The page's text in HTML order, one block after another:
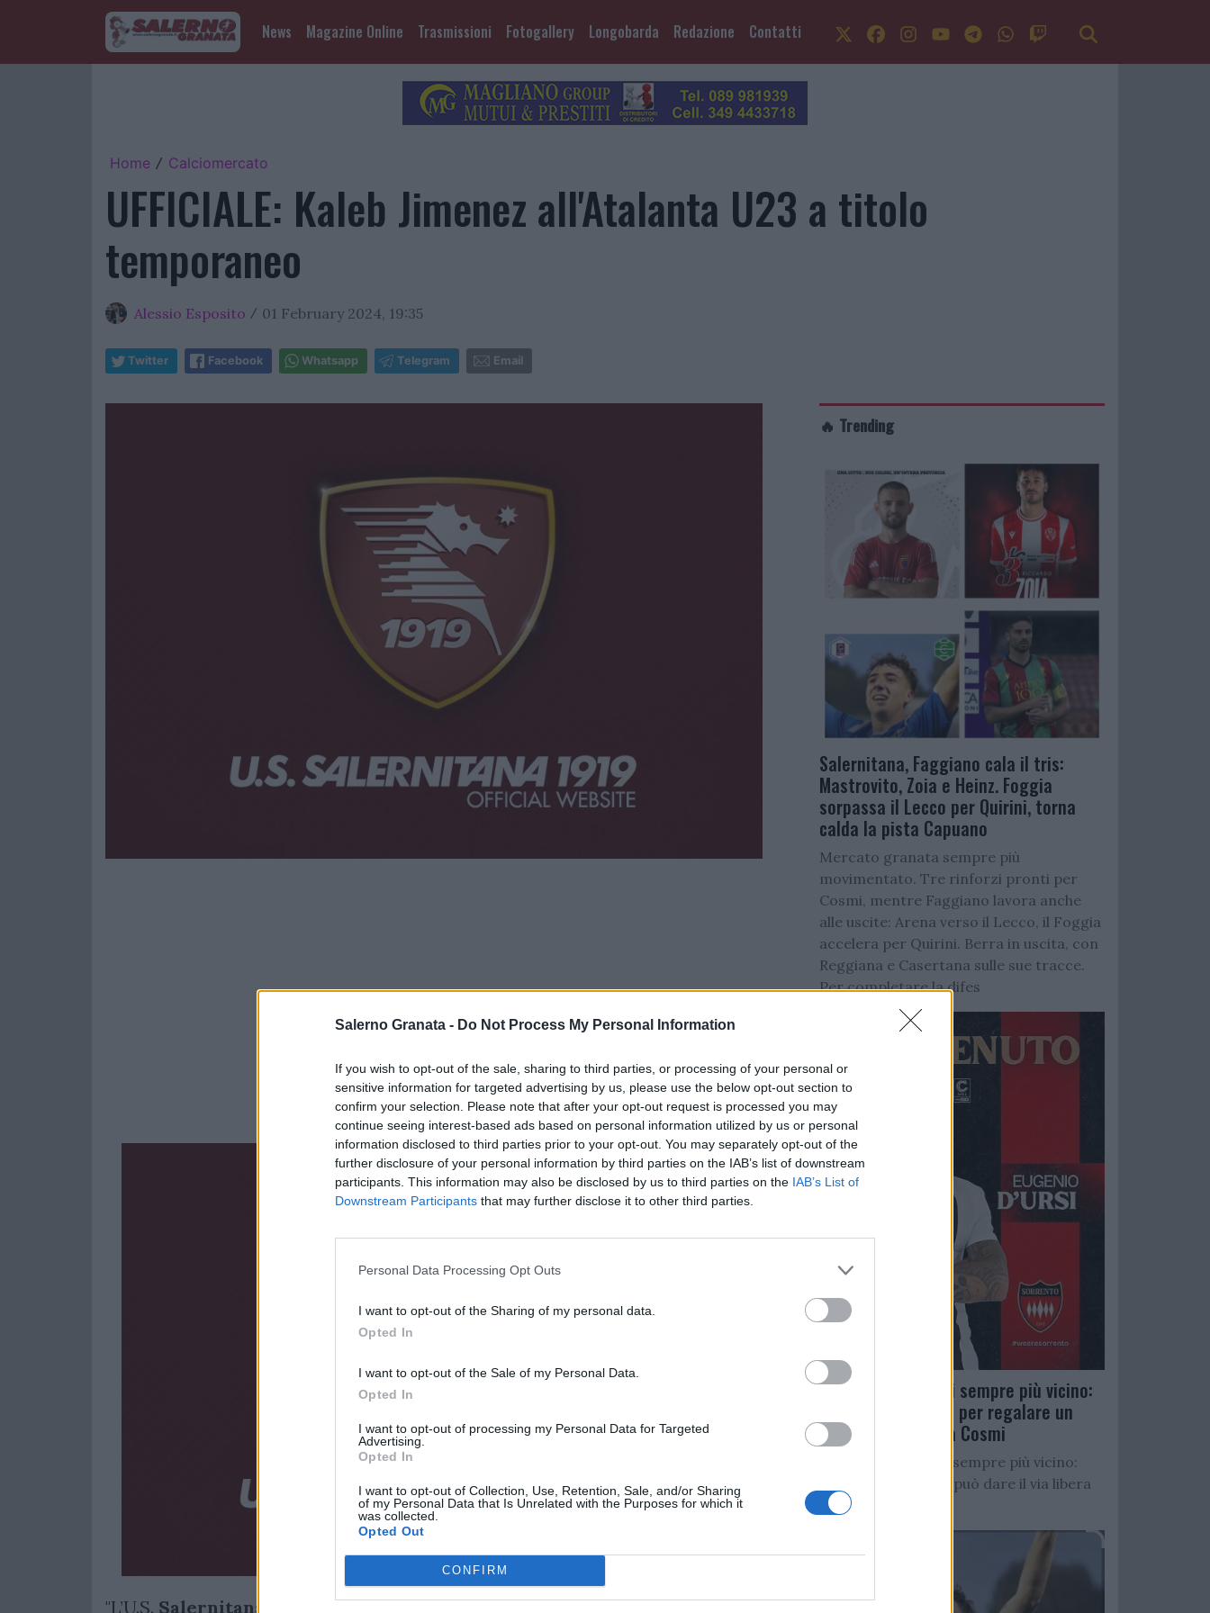
Salerno Granata - Do Not Process My Personal Information
If you wish to opt-out of the sale, sharing to third parties, or processing of your personal or
sensitive information for targeted advertising by us, please use the below opt-out section to
confirm your selection. Please note that after your opt-out request is processed you may
continue seeing interest-based ads based on personal information utilized by us or personal
information disclosed to third parties prior to your opt-out. You may separately opt-out of the
further disclosure of your personal information by third parties on the IAB’s list of downstream
participants. This information may also be disclosed by us to third parties on the IAB’s List of
Downstream Participants that may further disclose it to other third parties.
Personal Data Processing Opt Outs
I want to opt-out of the Sharing of my personal data.
Opted In
I want to opt-out of the Sale of my Personal Data.
Opted In
I want to opt-out of processing my Personal Data for Targeted
Advertising.
Opted In
I want to opt-out of Collection, Use, Retention, Sale, and/or Sharing
of my Personal Data that Is Unrelated with the Purposes for which it
was collected.
Opted Out
CONFIRM
News Magazine Online Trasmissioni Fotogallery Longobarda Redazione Contatti
Home / Calciomercato
UFFICIALE: Kaleb Jimenez all'Atalanta U23 a titolo
temporaneo
Alessio Esposito / 01 February 2024, 19:35
Twitter Facebook Whatsapp Telegram Email
"L’U.S. Salernitana 1919 comunica di aver raggiunto l’accordo con l'Atalanta
🔥 Trending
Salernitana, Faggiano cala il tris:
Mastrovito, Zoia e Heinz. Foggia
sorpassa il Lecco per Quirini, torna
calda la pista Capuano
Mercato granata sempre più
movimentato. Tre rinforzi pronti per
Cosmi, mentre Faggiano lavora anche
alle uscite: Arena verso il Lecco, il Foggia
accelera per Quirini. Berra in uscita, con
Reggiana e Casertana sulle sue tracce.
Per completare la difes
Salernitana, D’Ursi sempre più vicino:
Faggiano accelera per regalare un
altro attaccante a Cosmi
Salernitana, D’Ursi sempre più vicino:
Starita al Sorrento può dare il via libera
all’operazione